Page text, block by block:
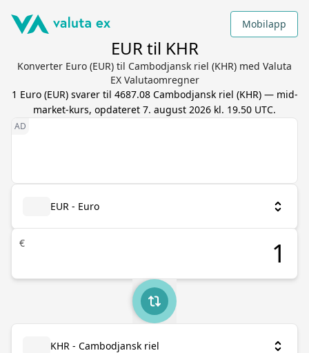
Mobilapp
EUR til KHR
Konverter Euro (EUR) til Cambodjansk riel (KHR) med Valuta
EX Valutaomregner
1 Euro(EUR) svarer til 4687.08 Cambodjansk riel (KHR) — mid-
market-kurs, opdateret 7. august 2026 kl. 19.50 UTC.
EUR - Euro
€
KHR - Cambodjansk riel